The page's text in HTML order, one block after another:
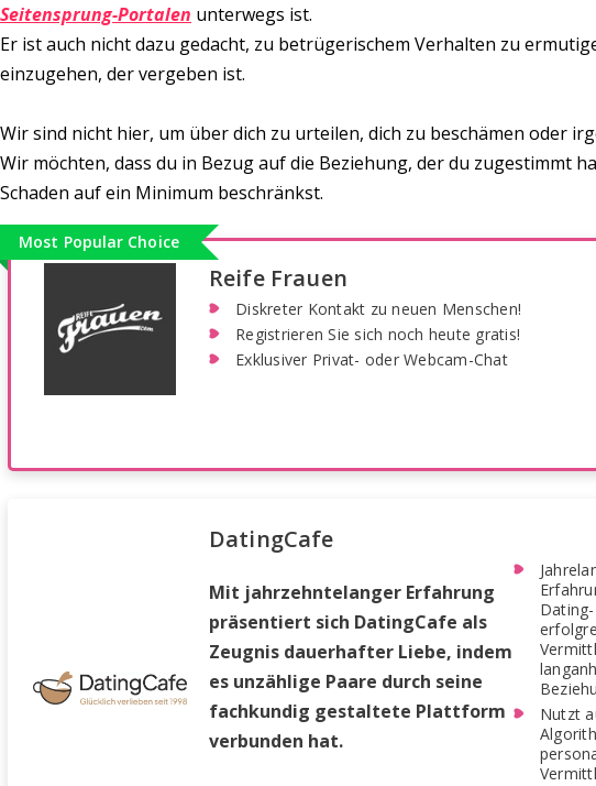
Seitensprung-Portalen unterwegs ist.
Er ist auch nicht dazu gedacht, zu betrügerischem Verhalten zu
einzugehen, der vergeben ist.
Wir sind nicht hier, um über dich zu urteilen, dich zu beschämen oder
Wir möchten, dass du in Bezug auf die Beziehung, der du zugestimmt
Schaden auf ein Minimum beschränkst.
Most Popular Choice
Reife Frauen
Diskreter Kontakt zu neuen Menschen!
Registrieren Sie sich noch heute gratis!
Exklusiver Privat- oder Webcam-Chat
DatingCafe
Mit jahrzehntelanger Erfahrung
präsentiert sich DatingCafe als
Zeugnis dauerhafter Liebe, indem
es unzählige Paare durch seine
fachkundig gestaltete Plattform
verbunden hat.
Nutzt